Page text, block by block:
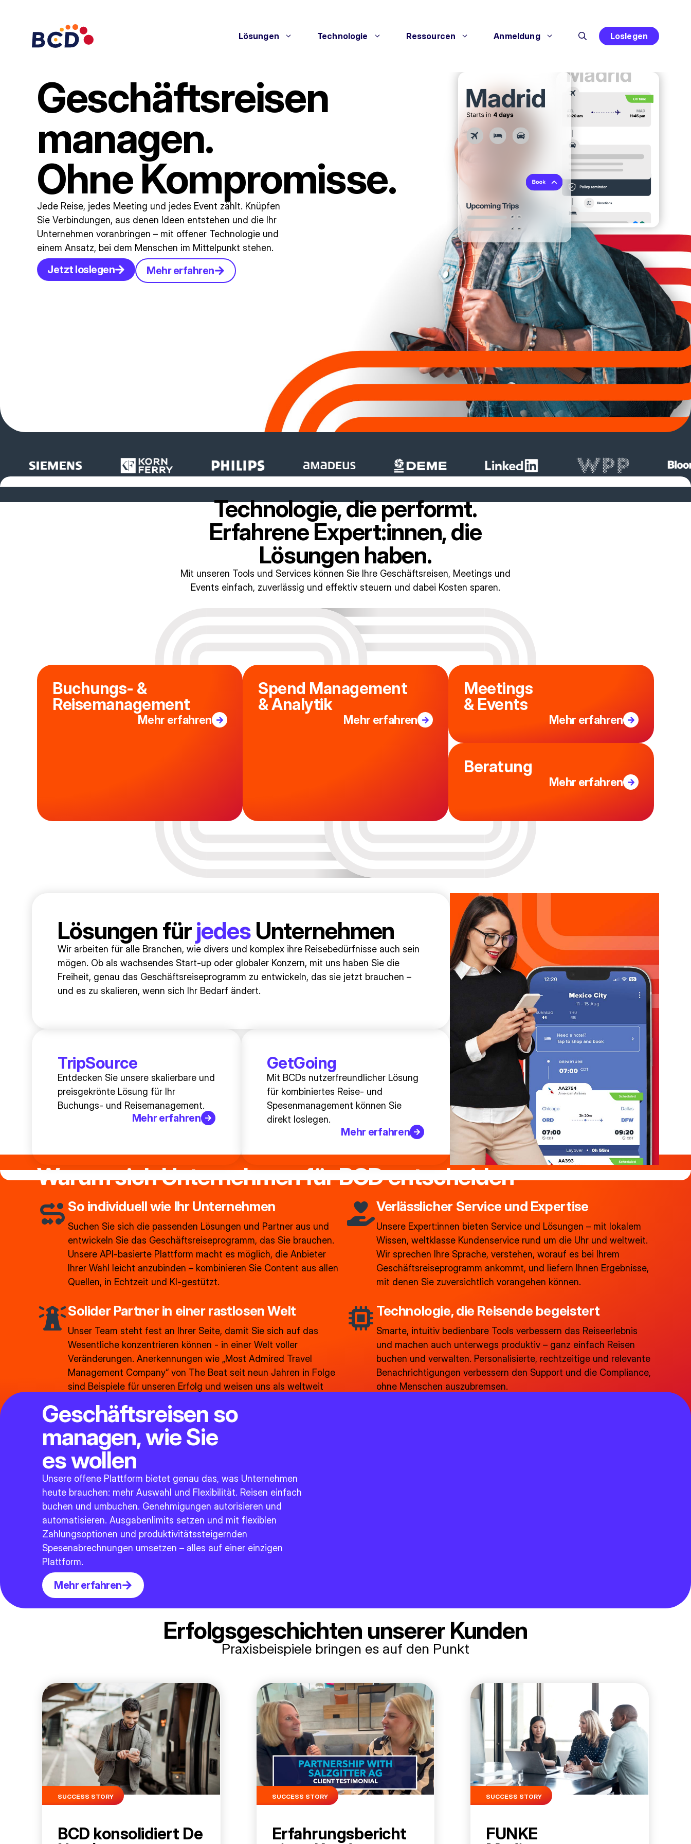
Lösungen Technologie Ressourcen Anmeldung Loslegen
Geschäftsreisen
managen.
Ohne Kompromisse.
Jede Reise, jedes Meeting und jedes Event zählt. Knüpfen
Sie Verbindungen, aus denen Ideen entstehen und die Ihr
Unternehmen voranbringen – mit offener Technologie und
einem Ansatz, bei dem Menschen im Mittelpunkt stehen.
Jetzt loslegen Mehr erfahren
Vertrauen Sie dem Team mit der branchenbesten Kundenbindungsrate
Technologie, die performt.
Erfahrene Expert:innen, die
Lösungen haben.
Mit unseren Tools und Services können Sie Ihre Geschäftsreisen, Meetings und
Events einfach, zuverlässig und effektiv steuern und dabei Kosten sparen.
Buchungs- &
Reisemanagement
Mehr erfahren
Spend Management
& Analytik
Mehr erfahren
Meetings
& Events
Mehr erfahren
Beratung
Mehr erfahren
Lösungen fürjedesUnternehmen
Wir arbeiten für alle Branchen, wie divers und komplex ihre Reisebedürfnisse auch sein
mögen. Ob als wachsendes Start-up oder globaler Konzern, mit uns haben Sie die
Freiheit, genau das Geschäftsreiseprogramm zu entwickeln, das sie jetzt brauchen –
und es zu skalieren, wenn sich Ihr Bedarf ändert.
TripSource
Entdecken Sie unsere skalierbare und
preisgekrönte Lösung für Ihr
Buchungs- und Reisemanagement.
Mehr erfahren
GetGoing
Mit BCDs nutzerfreundlicher Lösung
für kombiniertes Reise- und
Spesenmanagement können Sie
direkt loslegen.
Mehr erfahren
Warum sich Unternehmen für BCD entscheiden
So individuell wie Ihr Unternehmen
Suchen Sie sich die passenden Lösungen und Partner aus und
entwickeln Sie das Geschäftsreiseprogramm, das Sie brauchen.
Unsere API-basierte Plattform macht es möglich, die Anbieter
Ihrer Wahl leicht anzubinden – kombinieren Sie Content aus allen
Quellen, in Echtzeit und KI-gestützt.
Verlässlicher Service und Expertise
Unsere Expert:innen bieten Service und Lösungen – mit lokalem
Wissen, weltklasse Kundenservice rund um die Uhr und weltweit.
Wir sprechen Ihre Sprache, verstehen, worauf es bei Ihrem
Geschäftsreiseprogramm ankommt, und liefern Ihnen Ergebnisse,
mit denen Sie zuversichtlich vorangehen können.
Solider Partner in einer rastlosen Welt
Unser Team steht fest an Ihrer Seite, damit Sie sich auf das
Wesentliche konzentrieren können - in einer Welt voller
Veränderungen. Anerkennungen wie „Most Admired Travel
Management Company“ von The Beat seit neun Jahren in Folge
sind Beispiele für unseren Erfolg und weisen uns als weltweit
Technologie, die Reisende begeistert
Smarte, intuitiv bedienbare Tools verbessern das Reiseerlebnis
und machen auch unterwegs produktiv – ganz einfach Reisen
buchen und verwalten. Personalisierte, rechtzeitige und relevante
Benachrichtigungen verbessern den Support und die Compliance,
ohne Menschen auszubremsen.
Geschäftsreisen so
managen, wie Sie
es wollen
Unsere offene Plattform bietet genau das, was Unternehmen
heute brauchen: mehr Auswahl und Flexibilität. Reisen einfach
buchen und umbuchen. Genehmigungen autorisieren und
automatisieren. Ausgabenlimits setzen und mit flexiblen
Zahlungsoptionen und produktivitätssteigernden
Spesenabrechnungen umsetzen – alles auf einer einzigen
Plattform.
Mehr erfahren
Erfolgsgeschichten unserer Kunden
Praxisbeispiele bringen es auf den Punkt
SUCCESS STORY
BCD konsolidiert De
SUCCESS STORY
Erfahrungsbericht
SUCCESS STORY
FUNKE